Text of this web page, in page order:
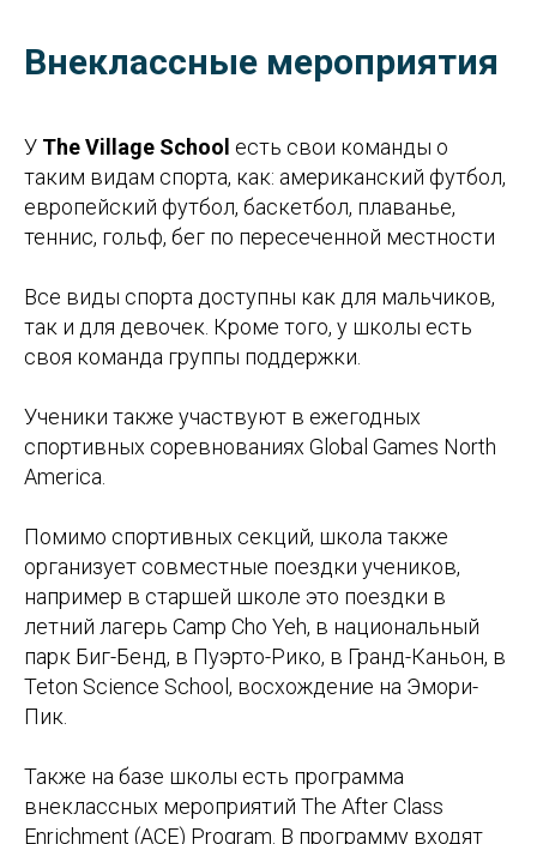
Внеклассные мероприятия
У The Village School есть свои команды о
таким видам спорта, как: американский футбол,
европейский футбол, баскетбол, плаванье,
теннис, гольф, бег по пересеченной местности
Все виды спорта доступны как для мальчиков,
так и для девочек. Кроме того, у школы есть
своя команда группы поддержки.
Ученики также участвуют в ежегодных
спортивных соревнованиях Global Games North
America.
Помимо спортивных секций, школа также
организует совместные поездки учеников,
например в старшей школе это поездки в
летний лагерь Camp Cho Yeh, в национальный
парк Биг-Бенд, в Пуэрто-Рико, в Гранд-Каньон, в
Teton Science School, восхождение на Эмори-
Пик.
Также на базе школы есть программа
внеклассных мероприятий The After Class
Enrichment (ACE) Program. В программу входят